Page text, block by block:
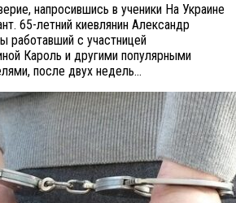
напросившись в ученики На Украине
65-летний киевлянин Александр
работавший с участницей
Кароль и другими популярными
после двух недель...